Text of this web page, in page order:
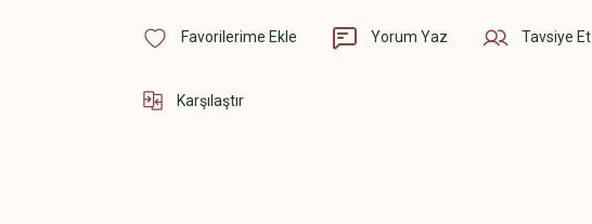
Yorum Yaz Tavsiye Et
Karşılaştır